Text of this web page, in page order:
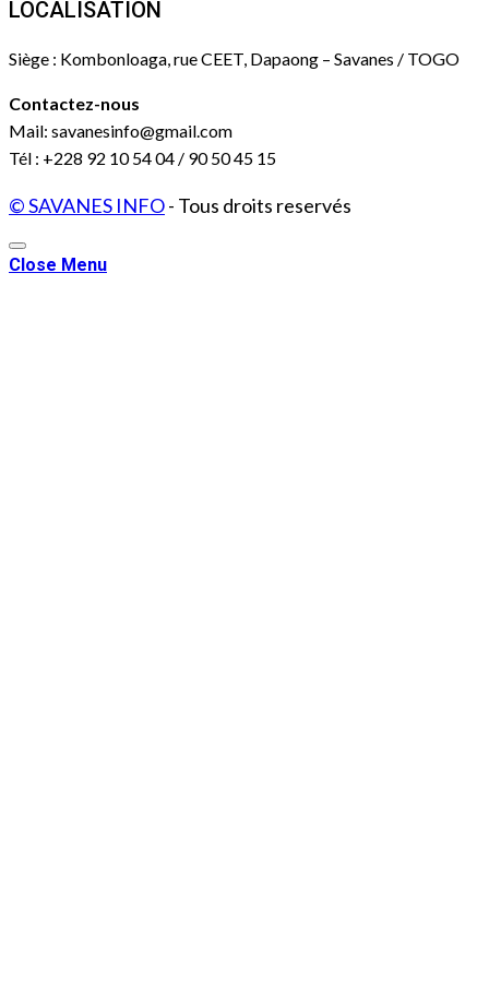
LOCALISATION
Siège : Kombonloaga, rue CEET, Dapaong – Savanes / TOGO
Contactez-nous
Mail: savanesinfo@gmail.com
Tél : +228 92 10 54 04 / 90 50 45 15
© SAVANES INFO- Tous droits reservés
Close Menu